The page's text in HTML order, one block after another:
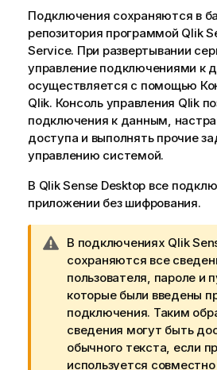
Подключения сохраняются в
репозитория программой Qlik
Service. При развертывании
управление подключениями к
осуществляется с помощью
Qlik. Консоль управления Qlik
подключения к данным,
доступа и выполнять прочие
управлению системой.
В Qlik Sense Desktop все
приложении без шифрования.
П
р
и
м
е
ч
а
н
В подключениях Qlik
сохраняются все
пользователя, пароле и
которые были введены
подключения. Таким
сведения могут быть
обычного текста, если
используется